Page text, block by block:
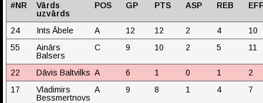
#NR
Vārds
uzvārds
POS GP PTS ASP REB
24 Ints Ābele A 12 12 2 4
10
55
Ainārs
Balsers
C 9 10 2 5 11
22 Dāvis Baltvilks A 6 1 0 1
2
17
Vladimirs
Bessmertnovs
A 9 8 1 4 7